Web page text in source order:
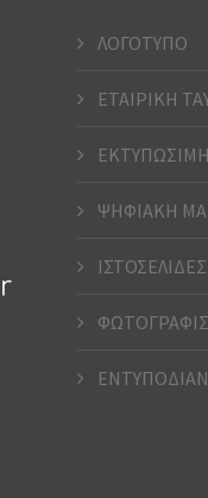
ΛΟΓΟΤΥΠΟ
ΕΤΑΙΡΙΚΗ
ΨΗΦΙΑΚΗ
ΙΣΤΟΣΕΛΙΔΕΣ